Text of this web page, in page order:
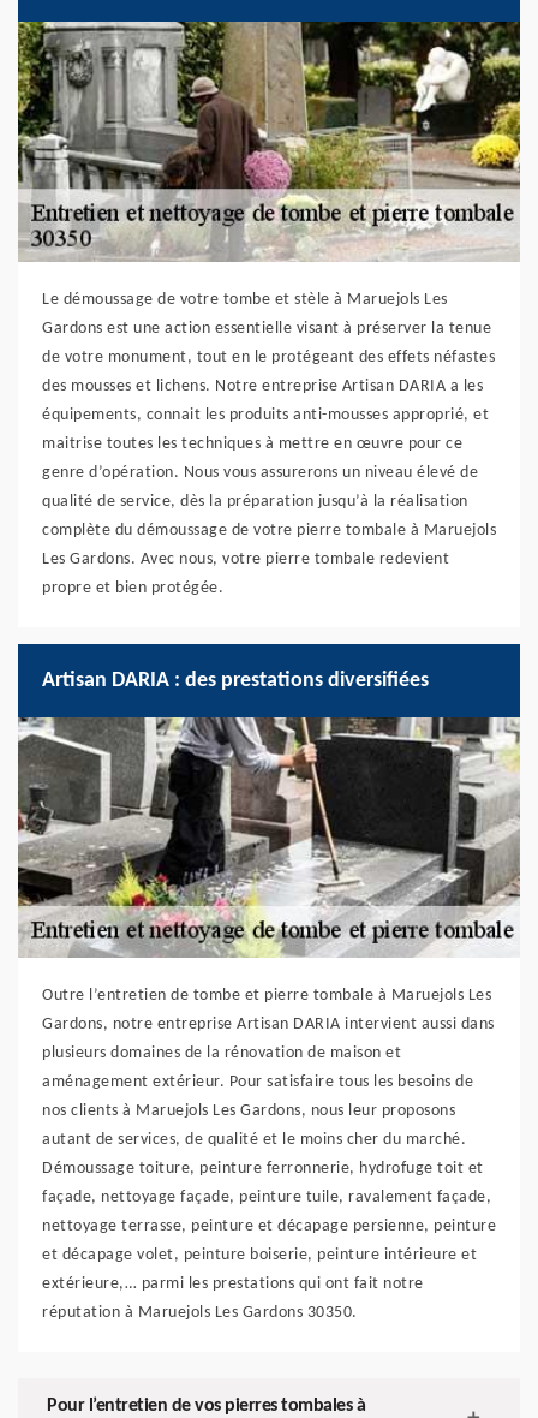
Le démoussage de votre tombe et stèle à Maruejols Les
Gardons est une action essentielle visant à préserver la tenue
de votre monument, tout en le protégeant des effets néfastes
des mousses et lichens. Notre entreprise Artisan DARIA a les
équipements, connait les produits anti-mousses approprié, et
maitrise toutes les techniques à mettre en œuvre pour ce
genre d’opération. Nous vous assurerons un niveau élevé de
qualité de service, dès la préparation jusqu’à la réalisation
complète du démoussage de votre pierre tombale à Maruejols
Les Gardons. Avec nous, votre pierre tombale redevient
propre et bien protégée.
Artisan DARIA : des prestations diversifiées
Outre l’entretien de tombe et pierre tombale à Maruejols Les
Gardons, notre entreprise Artisan DARIA intervient aussi dans
plusieurs domaines de la rénovation de maison et
aménagement extérieur. Pour satisfaire tous les besoins de
nos clients à Maruejols Les Gardons, nous leur proposons
autant de services, de qualité et le moins cher du marché.
Démoussage toiture, peinture ferronnerie, hydrofuge toit et
façade, nettoyage façade, peinture tuile, ravalement façade,
nettoyage terrasse, peinture et décapage persienne, peinture
et décapage volet, peinture boiserie, peinture intérieure et
extérieure,… parmi les prestations qui ont fait notre
réputation à Maruejols Les Gardons 30350.
Pour l’entretien de vos pierres tombales à